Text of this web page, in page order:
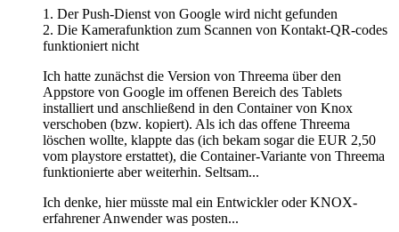
1. Der Push-Dienst von Google wird nicht gefunden
2. Die Kamerafunktion zum Scannen von Kontakt-QR-codes
funktioniert nicht
Ich hatte zunächst die Version von Threema über den
Appstore von Google im offenen Bereich des Tablets
installiert und anschließend in den Container von Knox
verschoben (bzw. kopiert). Als ich das offene Threema
löschen wollte, klappte das (ich bekam sogar die EUR 2,50
vom playstore erstattet), die Container-Variante von Threema
funktionierte aber weiterhin. Seltsam...
Ich denke, hier müsste mal ein Entwickler oder KNOX-
erfahrener Anwender was posten...